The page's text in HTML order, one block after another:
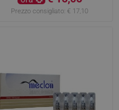
Prezzo consigliato: € 17,10